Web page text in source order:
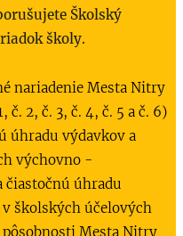
Školský
školy.
nariadenie Mesta Nitry
č. 2, č. 3, č. 4, č. 5 a č. 6)
úhradu výdavkov a
výchovno -
čiastočnú úhradu
školských účelových
Mesta Nitry